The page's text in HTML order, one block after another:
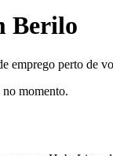
Berilo
emprego perto de
momento.